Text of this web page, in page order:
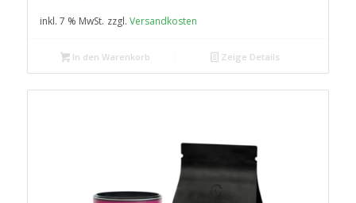
5,95 €
inkl. 7 % MwSt. zzgl. Versandkosten
In den Warenkorb Zeige Details